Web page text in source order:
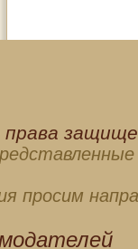
просим